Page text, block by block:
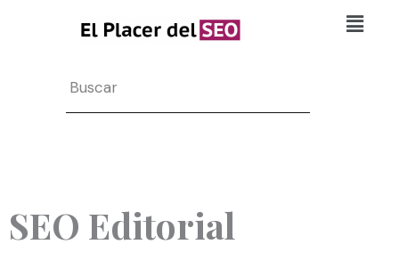
SEO Editorial